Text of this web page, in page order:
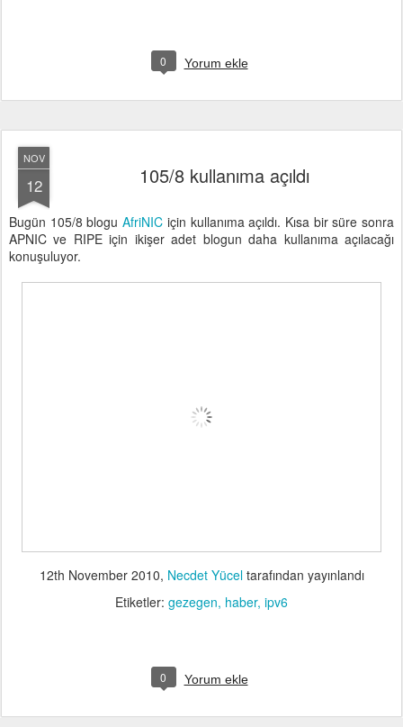
0 Yorum ekle
NOV
12 105/8 kullanıma açıldı
Bugün 105/8 bloguAfriNIC için kullanıma açıldı. Kısa bir süre sonra
APNIC ve RIPE için ikişer adet blogun daha kullanıma açılacağı
konuşuluyor.
12th November 2010, Necdet Yüceltarafından yayınlandı
Etiketler: gezegen haber ipv6
0 Yorum ekle